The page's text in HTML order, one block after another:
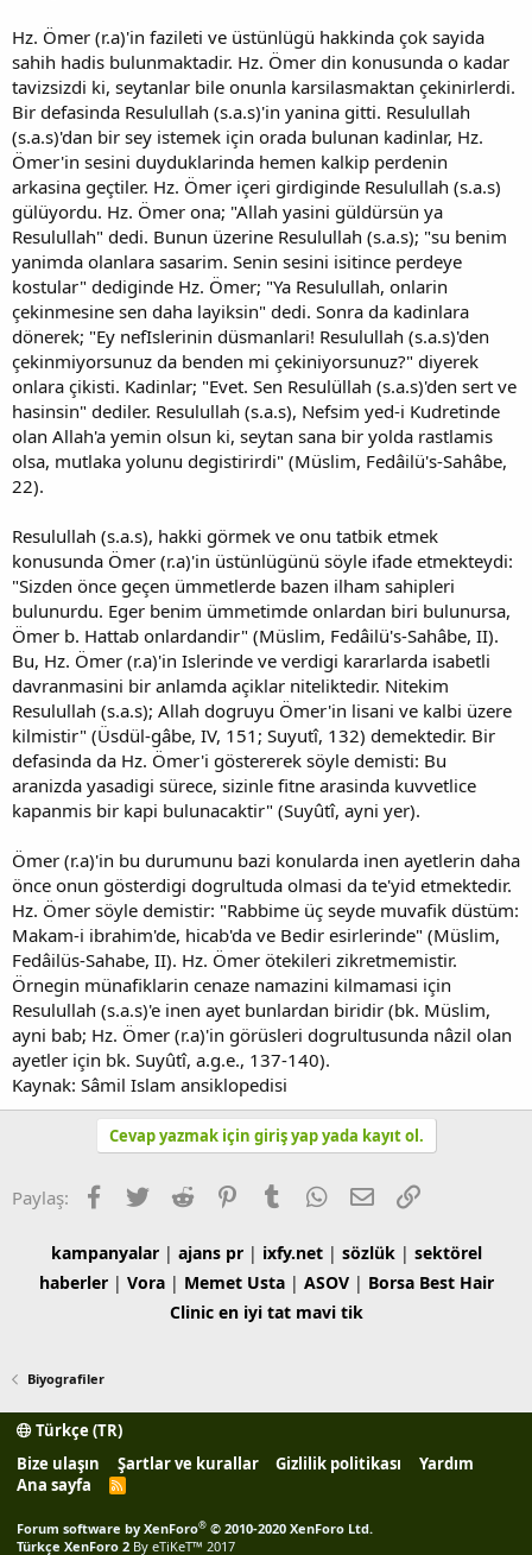
Hz. Ömer (r.a)'in fazileti ve üstünlügü hakkinda çok sayida
sahih hadis bulunmaktadir. Hz. Ömer din konusunda o kadar
tavizsizdi ki, seytanlar bile onunla karsilasmaktan çekinirlerdi.
Bir defasinda Resulullah (s.a.s)'in yanina gitti. Resulullah
(s.a.s)'dan bir sey istemek için orada bulunan kadinlar, Hz.
Ömer'in sesini duyduklarinda hemen kalkip perdenin
arkasina geçtiler. Hz. Ömer içeri girdiginde Resulullah (s.a.s)
gülüyordu. Hz. Ömer ona; "Allah yasini güldürsün ya
Resulullah" dedi. Bunun üzerine Resulullah (s.a.s); "su benim
yanimda olanlara sasarim. Senin sesini isitince perdeye
kostular" dediginde Hz. Ömer; "Ya Resulullah, onlarin
çekinmesine sen daha layiksin" dedi. Sonra da kadinlara
dönerek; "Ey nefIslerinin düsmanlari! Resulullah (s.a.s)'den
çekinmiyorsunuz da benden mi çekiniyorsunuz?" diyerek
onlara çikisti. Kadinlar; "Evet. Sen Resulüllah (s.a.s)'den sert ve
hasinsin" dediler. Resulullah (s.a.s), Nefsim yed-i Kudretinde
olan Allah'a yemin olsun ki, seytan sana bir yolda rastlamis
olsa, mutlaka yolunu degistirirdi" (Müslim, Fedâilü's-Sahâbe,
22).
Resulullah (s.a.s), hakki görmek ve onu tatbik etmek
konusunda Ömer (r.a)'in üstünlügünü söyle ifade etmekteydi:
"Sizden önce geçen ümmetlerde bazen ilham sahipleri
bulunurdu. Eger benim ümmetimde onlardan biri bulunursa,
Ömer b. Hattab onlardandir" (Müslim, Fedâilü's-Sahâbe, II).
Bu, Hz. Ömer (r.a)'in Islerinde ve verdigi kararlarda isabetli
davranmasini bir anlamda açiklar niteliktedir. Nitekim
Resulullah (s.a.s); Allah dogruyu Ömer'in lisani ve kalbi üzere
kilmistir" (Üsdül-gâbe, IV, 151; Suyutî, 132) demektedir. Bir
defasinda da Hz. Ömer'i göstererek söyle demisti: Bu
aranizda yasadigi sürece, sizinle fitne arasinda kuvvetlice
kapanmis bir kapi bulunacaktir" (Suyûtî, ayni yer).
Ömer (r.a)'in bu durumunu bazi konularda inen ayetlerin daha
önce onun gösterdigi dogrultuda olmasi da te'yid etmektedir.
Hz. Ömer söyle demistir: "Rabbime üç seyde muvafik düstüm:
Makam-i ibrahim'de, hicab'da ve Bedir esirlerinde" (Müslim,
Fedâilüs-Sahabe, II). Hz. Ömer ötekileri zikretmemistir.
Örnegin münafiklarin cenaze namazini kilmamasi için
Resulullah (s.a.s)'e inen ayet bunlardan biridir (bk. Müslim,
ayni bab; Hz. Ömer (r.a)'in görüsleri dogrultusunda nâzil olan
ayetler için bk. Suyûtî, a.g.e., 137-140).
Kaynak: Sâmil Islam ansiklopedisi
Cevap yazmak için giriş yap yada kayıt ol.
Paylaş: Facebook
TwitterReddit PinterestTumblrWhatsApp
E-postaLink
kampanyalar| ajans pr| ixfy.net| sözlük| sektörel
haberler| Vora| Memet Usta| ASOV| Borsa Best Hair
Clinic en iyi tat mavi tik
Biyografiler
Türkçe (TR)
Bize ulaşın
Şartlar ve kurallar Gizlilik politikası
Yardım
Ana sayfa
R
Forum software by XenForo® © 2010-2020 XenForo Ltd.
Türkçe XenForo 2 By eTiKeT™ 2017